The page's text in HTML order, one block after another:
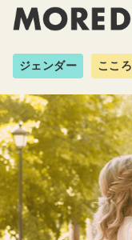
ジェンダー こころ